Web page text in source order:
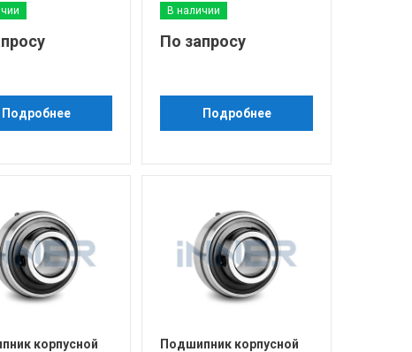
Подробнее
В наличии
По запросу
Подробнее
корпусной
Подшипник корпусной